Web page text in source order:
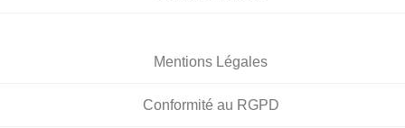
Mentions Légales
Conformité au RGPD